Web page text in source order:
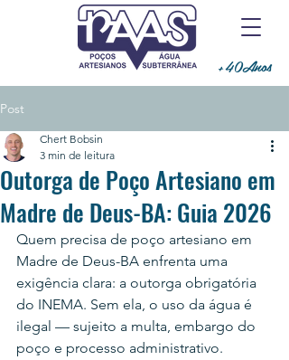
+40Anos
Post
Outorga de Poço Artesiano em
Madre de Deus-BA: Guia 2026
Chert Bobsin
3 min de leitura
Quem precisa de poço artesiano em
Madre de Deus-BA enfrenta uma
exigência clara: a outorga obrigatória
do INEMA. Sem ela, o uso da água é
ilegal — sujeito a multa, embargo do
poço e processo administrativo.